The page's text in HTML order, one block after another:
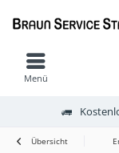
Menü
Übersicht